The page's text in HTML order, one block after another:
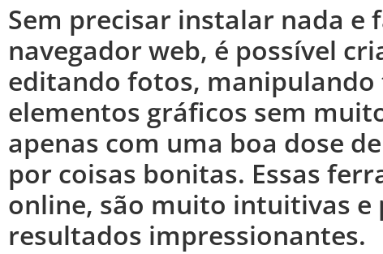
Sem precisar instalar nada
navegador web, é possível
editando fotos, manipulando
elementos gráficos sem
apenas com uma boa dose
por coisas bonitas. Essas
online, são muito intuitivas e
resultados impressionantes.